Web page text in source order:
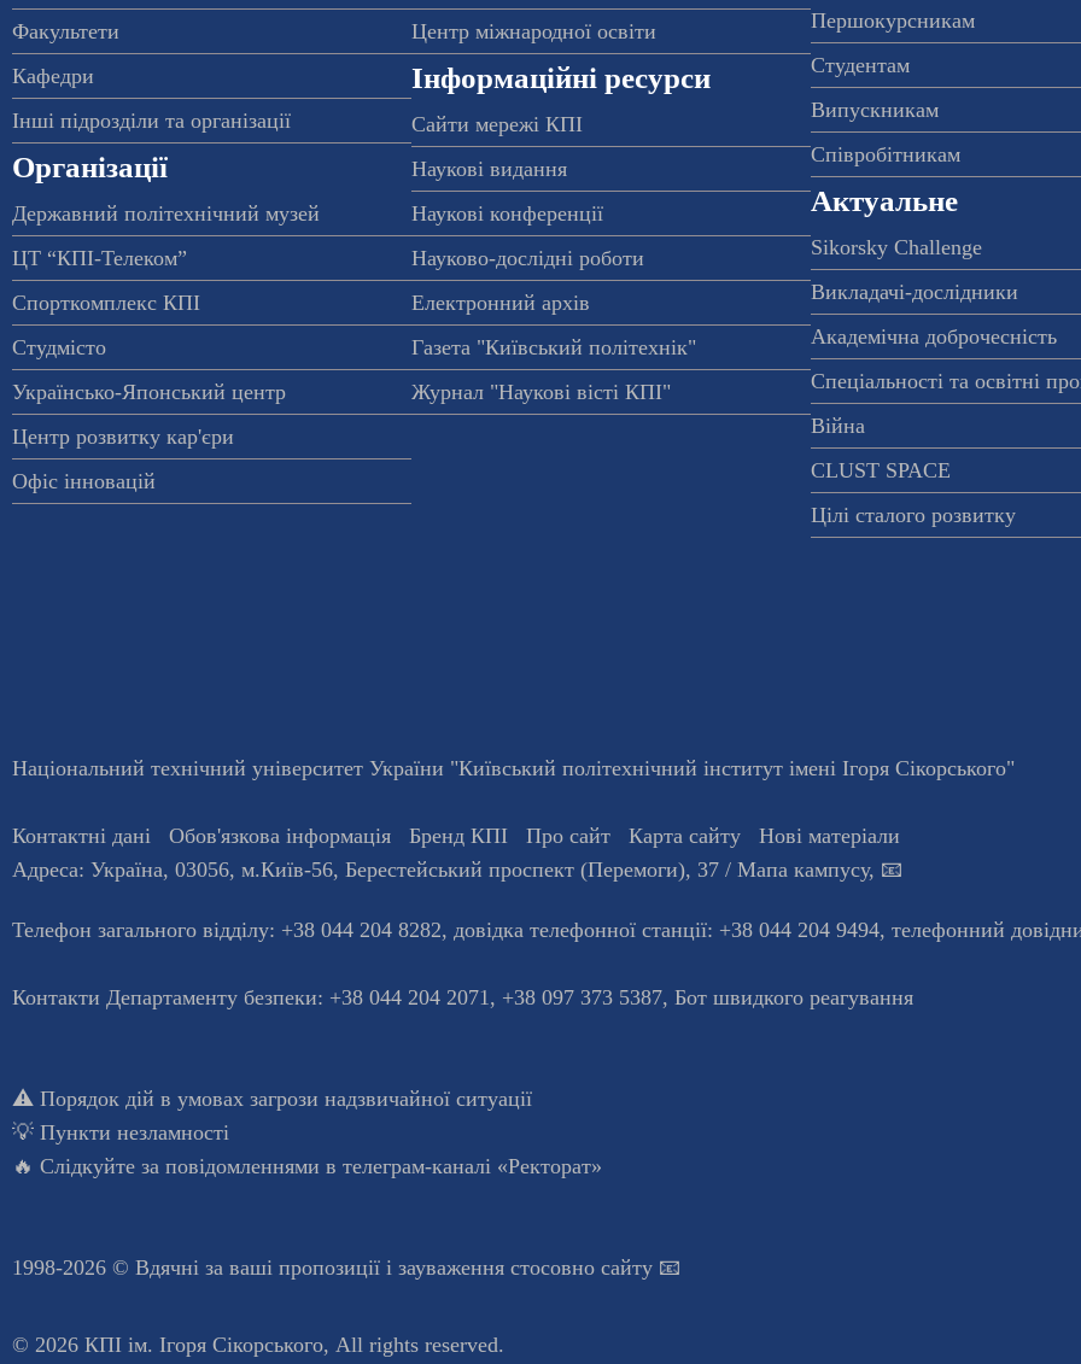
Факультети
Кафедри
Інші підрозділи та організації
Організації
Державний політехнічний музей
ЦТ “КПІ-Телеком”
Спорткомплекс КПІ
Студмісто
Українсько-Японський центр
Центр розвитку кар'єри
Офіс інновацій
Центр міжнародної освіти
Інформаційні ресурси
Сайти мережі КПІ
Наукові видання
Наукові конференції
Науково-дослідні роботи
Електронний архів
Газета "Київський політехнік"
Журнал "Наукові вісті КПІ"
Першокурсникам
Студентам
Випускникам
Співробітникам
Актуальне
Sikorsky Challenge
Викладачі-дослідники
Академічна доброчесність
Спеціальності та освітні
Війна
CLUST SPACE
Цілі сталого розвитку
Національний технічний університет України "Київський політехнічний інститут імені Ігоря Сікорського"
Контактні дані Обов'язкова інформація Бренд КПІ Про сайт Карта сайту
Нові матеріали
Адреса: Україна, 03056, м.Київ-56, Берестейський проспект (Перемоги), 37 / Мапа кампусу, 📧
Телефон загального відділу: +38 044 204 8282, довiдка телефонної станцiї: +38 044 204 9494, телефонний
Контакти Департаменту безпеки: +38 044 204 2071, +38 097 373 5387, Бот швидкого реагування
⚠️ Порядок дій в умовах загрози надзвичайної ситуації
💡 Пункти незламності
🔥 Слідкуйте за повідомленнями в телеграм-каналі «Ректорат»
1998-2026 © Вдячні за ваші пропозиції і зауваження стосовно сайту 📧
© 2026 КПІ ім. Ігоря Сікорського, All rights reserved.